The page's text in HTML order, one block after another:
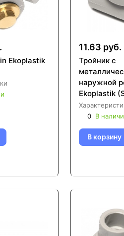
Ekoplastik
11.63 руб.
Тройник с
наружной
Ekoplastik
0 В
В корзину